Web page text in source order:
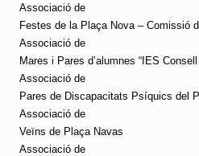
Associació de
Festes de la Plaça Nova – Comissió
Associació de
Mares i Pares d’alumnes “IES
Associació de
Pares de Discapacitats Psíquics del
Associació de
Veïns de Plaça Navas
Associació de